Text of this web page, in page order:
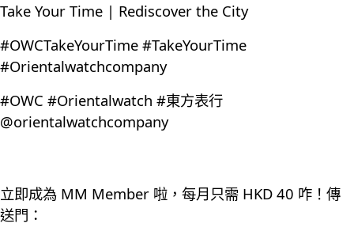
Take Your Time | Rediscover the City
#OWCTakeYourTime #TakeYourTime
#Orientalwatchcompany
#OWC #Orientalwatch #東方表行
@orientalwatchcompany
立即成為 MM Member 啦，每月只需 HKD 40 咋！傳
送門：